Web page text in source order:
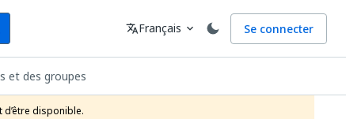
Langue
translateFrançais expand_more Se connecter
et des groupes
disponible.